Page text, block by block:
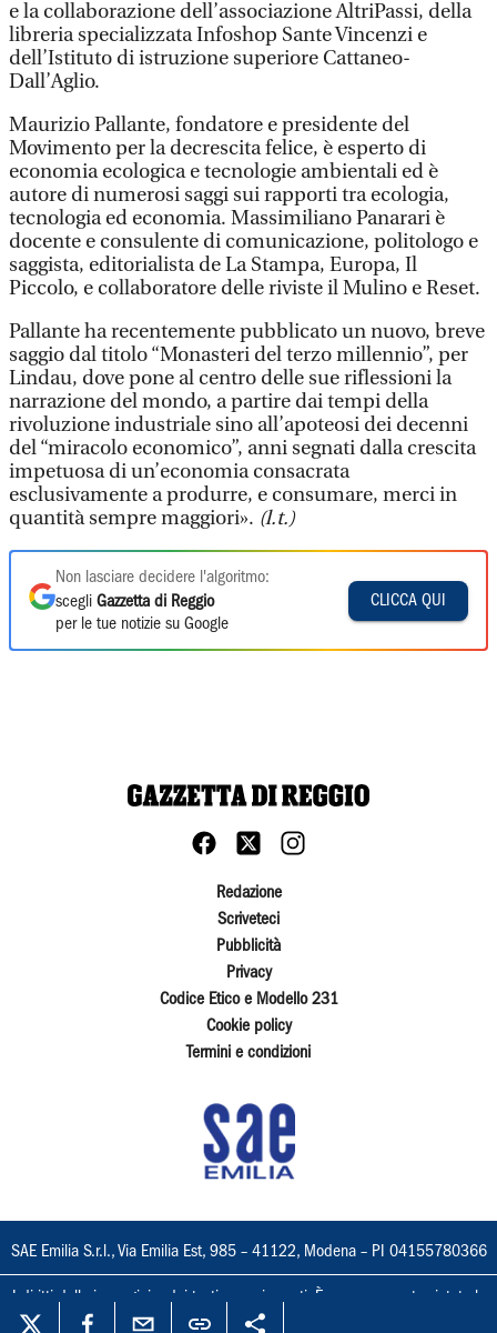
e la collaborazione dell’associazione AltriPassi, della
libreria specializzata Infoshop Sante Vincenzi e
dell’Istituto di istruzione superiore Cattaneo-
Dall’Aglio.
Maurizio Pallante, fondatore e presidente del
Movimento per la decrescita felice, è esperto di
economia ecologica e tecnologie ambientali ed è
autore di numerosi saggi sui rapporti tra ecologia,
tecnologia ed economia. Massimiliano Panarari è
docente e consulente di comunicazione, politologo e
saggista, editorialista de La Stampa, Europa, Il
Piccolo, e collaboratore delle riviste il Mulino e Reset.
Pallante ha recentemente pubblicato un nuovo, breve
saggio dal titolo “Monasteri del terzo millennio”, per
Lindau, dove pone al centro delle sue riflessioni la
narrazione del mondo, a partire dai tempi della
rivoluzione industriale sino all’apoteosi dei decenni
del “miracolo economico”, anni segnati dalla crescita
impetuosa di un’economia consacrata
esclusivamente a produrre, e consumare, merci in
quantità sempre maggiori». (l.t.)
Non lasciare decidere l'algoritmo:
scegli Gazzetta di Reggio
per le tue notizie su Google
CLICCA QUI
Redazione
Scriveteci
Pubblicità
Privacy
Codice Etico e Modello 231
Cookie policy
Termini e condizioni
SAE Emilia S.r.l., Via Emilia Est, 985 – 41122, Modena – PI 04155780366
I diritti delle immagini e dei testi sono riservati. È espressamente vietata la
loro riproduzione con qualsiasi mezzo e l'adattamento totale o parziale.